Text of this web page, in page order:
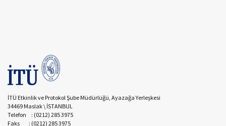
İTÜ Etkinlik ve Protokol Şube Müdürlüğü, Ayazağa Yerleşkesi
34469 Maslak \ İSTANBUL
Telefon : (0212) 285 3975
Faks : (0212) 285 3975